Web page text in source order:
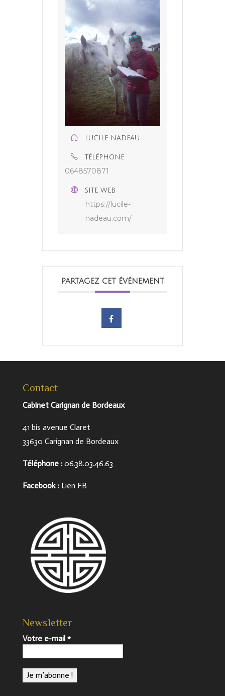
LUCILE NADEAU
TÉLÉPHONE
0648570871
SITE WEB
https://lucile-
nadeau.com/
PARTAGEZ CET ÉVÉNEMENT
Contact
Cabinet Carignan de Bordeaux
41 bis avenue Claret
33630 Carignan de Bordeaux
Téléphone : 06.38.03.46.63
Facebook : Lien FB
Newsletter
Votre e-mail *